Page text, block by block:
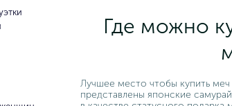
Где можно
Лучшее место чтобы купить
представлены японские